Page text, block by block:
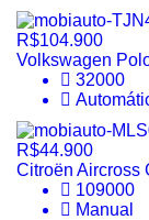
R$104.900
Volkswagen
32000
R$44.900
Citroën Aircross
109000
Manual